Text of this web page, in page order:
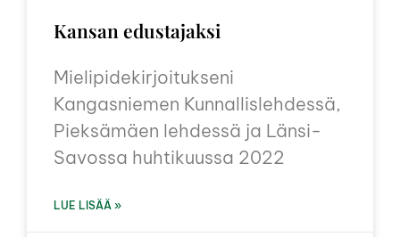
Kansan edustajaksi
Mielipidekirjoitukseni
Kangasniemen Kunnallislehdessä,
Pieksämäen lehdessä ja Länsi-
Savossa huhtikuussa 2022
LUE LISÄÄ »